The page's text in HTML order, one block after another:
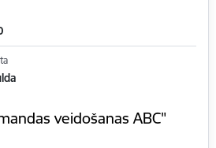
veidošanas ABC"